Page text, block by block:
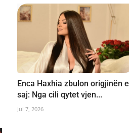
Enca Haxhia zbulon origjinën e
saj: Nga cili qytet vjen...
Jul 7, 2026